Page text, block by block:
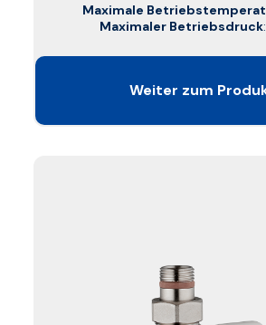
Maximale
Maximaler Betriebsdruck
Weiter zum